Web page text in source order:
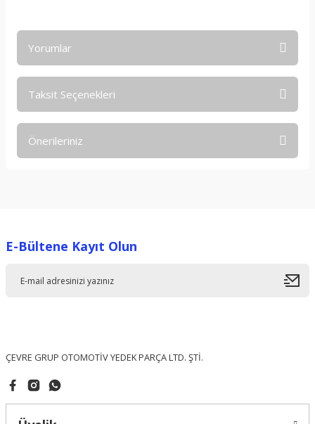
Yorumlar
Taksit Seçenekleri
Önerileriniz
Ürün resmi kalitesiz, bozuk veya görüntülenemiyor.
E-Bültene Kayıt Olun
ÇEVRE GRUP OTOMOTİV YEDEK PARÇA LTD. ŞTİ.